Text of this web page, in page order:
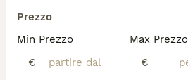
Prezzo
Min Prezzo
€
Max Prezzo
€